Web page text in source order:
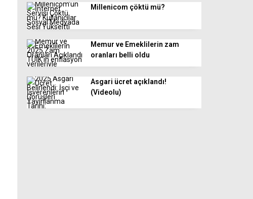
Millenicom çöktü mü?
Memur ve Emeklilerin zam
oranları belli oldu
Asgari ücret açıklandı!
(Videolu)